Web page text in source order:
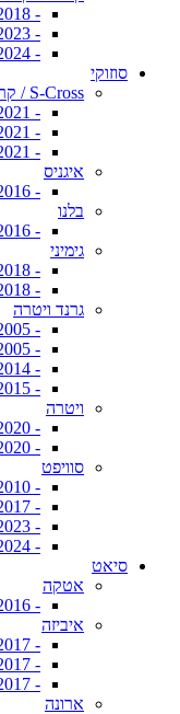
- 2012-2018
- 2018-2023
- 2024+
סוזוקי
S-Cross / קרוסאובר
- 2013-2021 (בנזין)
- 2020-2021 (הייבריד)
- 2021+
איגניס
- 2016+
בלנו
- 2016+
גימיני
- 1998-2018
- 2018+
גרנד ויטרה
- 1998-2005 (ארוך)
- 1998-2005 (קצר)
- 2005-2014 (ארוך)
- 2005-2015 (קצר)
ויטרה
- 2014-2020
- 2020+
סוויפט
- 2005-2010
- 2011-2017
- 2017-2023
- 2024+
סיאט
אטקה
- 2016+
איביזה
- 2009-2017
- 2009-2017 (3 דלתות)
- 2017+
ארונה